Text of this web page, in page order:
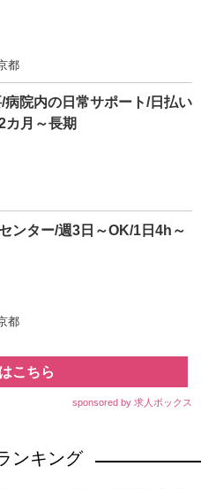
都
院内の日常サポート/日払い
カ月～長期
ンター/週3日～OK/1日4h～
都
こちら
sponsored by 求人ボックス
ンキング